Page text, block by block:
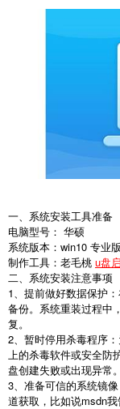
一、系统安装工具准备
电脑型号： 华硕
系统版本：win10 专业版
制作工具：老毛桃 u盘
二、系统安装注意事项
1、提前做好数据保护
备份。系统重装过程中
复。
2、暂时停用杀毒程序
上的杀毒软件或安全
盘创建失败或出现异常。
3、准备可信的系统镜
道获取，比如说msdn我